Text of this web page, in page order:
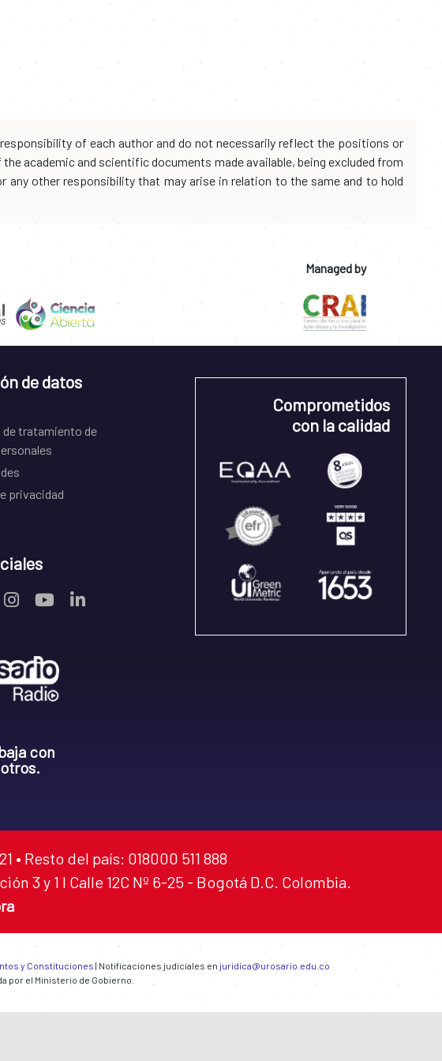
of each author and do not necessarily reflect the positions or
academic and scientific documents made available, being excluded from
other responsibility that may arise in relation to the same and to hold
Managed by
de datos
de tratamiento de
privacidad
con
Comprometidos
con la calidad
• Resto del país: 018000 511 888
3 y 1 I Calle 12C Nº 6-25 - Bogotá D.C. Colombia.
y Constituciones | Notificaciones judiciales en juridica@urosario.edu.co
por el Ministerio de Gobierno.